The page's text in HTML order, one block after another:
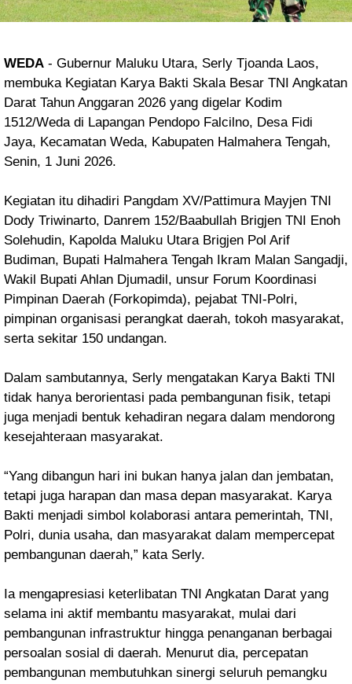
WEDA - Gubernur Maluku Utara, Serly Tjoanda Laos,
membuka Kegiatan Karya Bakti Skala Besar TNI Angkatan
Darat Tahun Anggaran 2026 yang digelar Kodim
1512/Weda di Lapangan Pendopo Falcilno, Desa Fidi
Jaya, Kecamatan Weda, Kabupaten Halmahera Tengah,
Senin, 1 Juni 2026.
Kegiatan itu dihadiri Pangdam XV/Pattimura Mayjen TNI
Dody Triwinarto, Danrem 152/Baabullah Brigjen TNI Enoh
Solehudin, Kapolda Maluku Utara Brigjen Pol Arif
Budiman, Bupati Halmahera Tengah Ikram Malan Sangadji,
Wakil Bupati Ahlan Djumadil, unsur Forum Koordinasi
Pimpinan Daerah (Forkopimda), pejabat TNI-Polri,
pimpinan organisasi perangkat daerah, tokoh masyarakat,
serta sekitar 150 undangan.
Dalam sambutannya, Serly mengatakan Karya Bakti TNI
tidak hanya berorientasi pada pembangunan fisik, tetapi
juga menjadi bentuk kehadiran negara dalam mendorong
kesejahteraan masyarakat.
“Yang dibangun hari ini bukan hanya jalan dan jembatan,
tetapi juga harapan dan masa depan masyarakat. Karya
Bakti menjadi simbol kolaborasi antara pemerintah, TNI,
Polri, dunia usaha, dan masyarakat dalam mempercepat
pembangunan daerah,” kata Serly.
Ia mengapresiasi keterlibatan TNI Angkatan Darat yang
selama ini aktif membantu masyarakat, mulai dari
pembangunan infrastruktur hingga penanganan berbagai
persoalan sosial di daerah. Menurut dia, percepatan
pembangunan membutuhkan sinergi seluruh pemangku